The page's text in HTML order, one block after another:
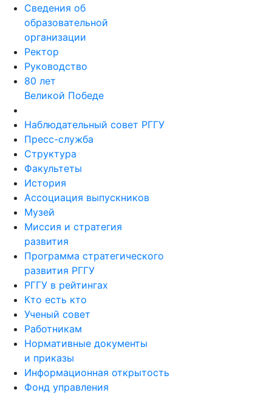
Сведения об
образовательной
организации
Ректор
Руководство
80 лет
Великой Победе
Наблюдательный совет РГГУ
Пресс-служба
Структура
Факультеты
История
Ассоциация выпускников
Музей
Миссия и стратегия
развития
Программа стратегического
развития РГГУ
РГГУ в рейтингах
Кто есть кто
Ученый совет
Работникам
Нормативные документы
и приказы
Информационная открытость
Фонд управления